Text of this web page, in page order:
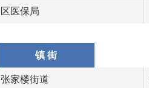
区医保局
镇 街
张家楼街道